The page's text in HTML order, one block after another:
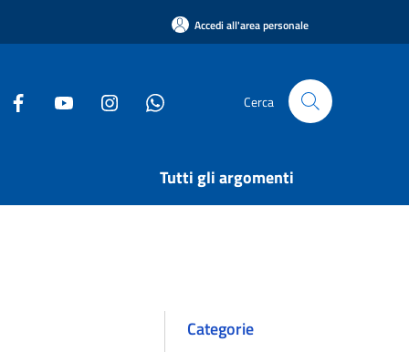
Accedi all'area personale
Cerca
Tutti gli argomenti
Categorie